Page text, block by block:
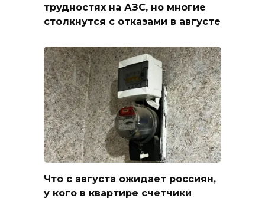
трудностях на АЗС, но многие
столкнутся с отказами в августе
Что с августа ожидает россиян,
у кого в квартире счетчики